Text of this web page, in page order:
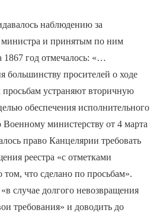
наблюдению за
и принятым по ним
1867 год отмечалось: «…
большинству просителей о ходе
устраняют вторичную
обеспечения исполнительного
Военному министерству от 4 марта
право Канцелярии требовать
реестра «с отметками
том, что сделано по просьбам».
случае долгого невозвращения
требования» и доводить до